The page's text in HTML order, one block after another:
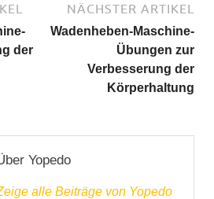
der
NÄCHSTER ARTIKEL
Wadenheben-Maschine-
Übungen zur
Verbesserung der
Körperhaltung
Yopedo
alle Beiträge von Yopedo